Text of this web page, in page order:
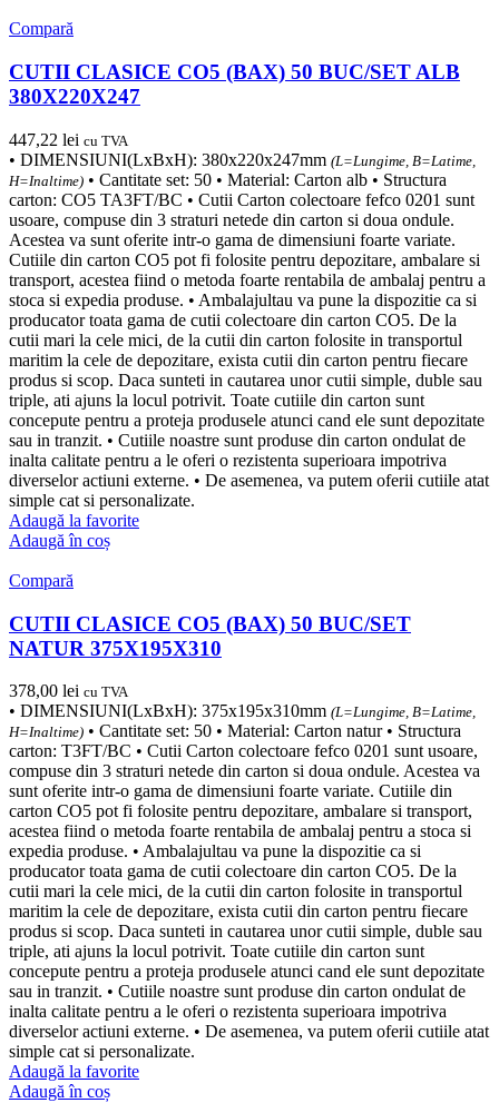
Compară
CUTII CLASICE CO5 (BAX) 50 BUC/SET ALB
380X220X247
447,22 lei cu TVA
• DIMENSIUNI(LxBxH): 380x220x247mm (L=Lungime, B=Latime,
H=Inaltime) • Cantitate set: 50 • Material: Carton alb • Structura
carton: CO5 TA3FT/BC • Cutii Carton colectoare fefco 0201 sunt
usoare, compuse din 3 straturi netede din carton si doua ondule.
Acestea va sunt oferite intr-o gama de dimensiuni foarte variate.
Cutiile din carton CO5 pot fi folosite pentru depozitare, ambalare si
transport, acestea fiind o metoda foarte rentabila de ambalaj pentru a
stoca si expedia produse. • Ambalajultau va pune la dispozitie ca si
producator toata gama de cutii colectoare din carton CO5. De la
cutii mari la cele mici, de la cutii din carton folosite in transportul
maritim la cele de depozitare, exista cutii din carton pentru fiecare
produs si scop. Daca sunteti in cautarea unor cutii simple, duble sau
triple, ati ajuns la locul potrivit. Toate cutiile din carton sunt
concepute pentru a proteja produsele atunci cand ele sunt depozitate
sau in tranzit. • Cutiile noastre sunt produse din carton ondulat de
inalta calitate pentru a le oferi o rezistenta superioara impotriva
diverselor actiuni externe. • De asemenea, va putem oferii cutiile atat
simple cat si personalizate.
Adaugă la favorite
Adaugă în coș
Compară
CUTII CLASICE CO5 (BAX) 50 BUC/SET
NATUR 375X195X310
378,00 lei cu TVA
• DIMENSIUNI(LxBxH): 375x195x310mm (L=Lungime, B=Latime,
H=Inaltime) • Cantitate set: 50 • Material: Carton natur • Structura
carton: T3FT/BC • Cutii Carton colectoare fefco 0201 sunt usoare,
compuse din 3 straturi netede din carton si doua ondule. Acestea va
sunt oferite intr-o gama de dimensiuni foarte variate. Cutiile din
carton CO5 pot fi folosite pentru depozitare, ambalare si transport,
acestea fiind o metoda foarte rentabila de ambalaj pentru a stoca si
expedia produse. • Ambalajultau va pune la dispozitie ca si
producator toata gama de cutii colectoare din carton CO5. De la
cutii mari la cele mici, de la cutii din carton folosite in transportul
maritim la cele de depozitare, exista cutii din carton pentru fiecare
produs si scop. Daca sunteti in cautarea unor cutii simple, duble sau
triple, ati ajuns la locul potrivit. Toate cutiile din carton sunt
concepute pentru a proteja produsele atunci cand ele sunt depozitate
sau in tranzit. • Cutiile noastre sunt produse din carton ondulat de
inalta calitate pentru a le oferi o rezistenta superioara impotriva
diverselor actiuni externe. • De asemenea, va putem oferii cutiile atat
simple cat si personalizate.
Adaugă la favorite
Adaugă în coș